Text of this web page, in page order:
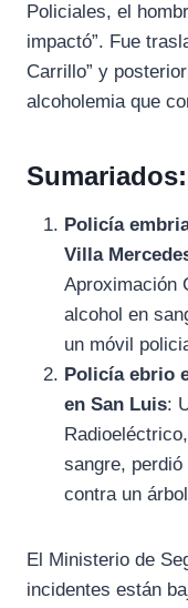
Policiales, el
impactó”. Fue
Carrillo” y
alcoholemia que
Sumariados:
Policía
Villa
Aproximación
alcohol en
un móvil
Policía ebrio
en San Luis:
sangre,
contra un
El Ministerio de
incidentes están